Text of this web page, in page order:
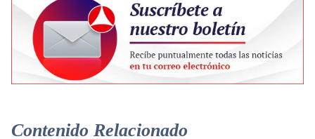
Contenido Relacionado